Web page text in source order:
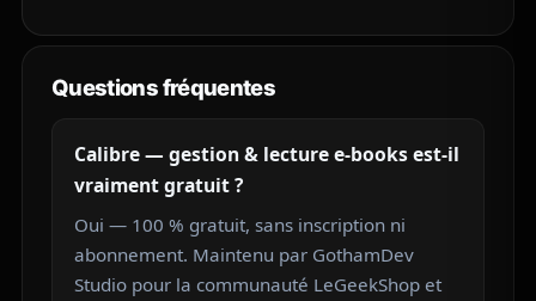
Questions fréquentes
Calibre — gestion & lecture e-books est-il
vraiment gratuit ?
Oui — 100 % gratuit, sans inscription ni
abonnement. Maintenu par GothamDev
Studio pour la communauté LeGeekShop et